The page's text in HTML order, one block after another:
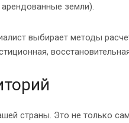
арендованные земли).
выбирает методы
страны. Это не только